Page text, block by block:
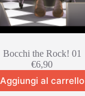
Bocchi the Rock! 01
€6,90
Aggiungi al carrello